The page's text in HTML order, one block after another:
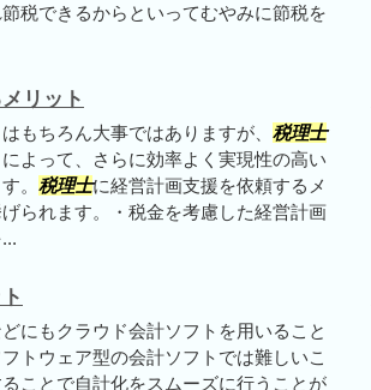
税できるからといってむやみに節税を
リット
もちろん大事ではありますが、 税理士
よって、さらに効率よく実現性の高い
。 税理士に経営計画支援を依頼するメ
られます。・税金を考慮した経営計画
にもクラウド会計ソフトを用いること
トウェア型の会計ソフトでは難しいこ
ことで自計化をスムーズに行うことが